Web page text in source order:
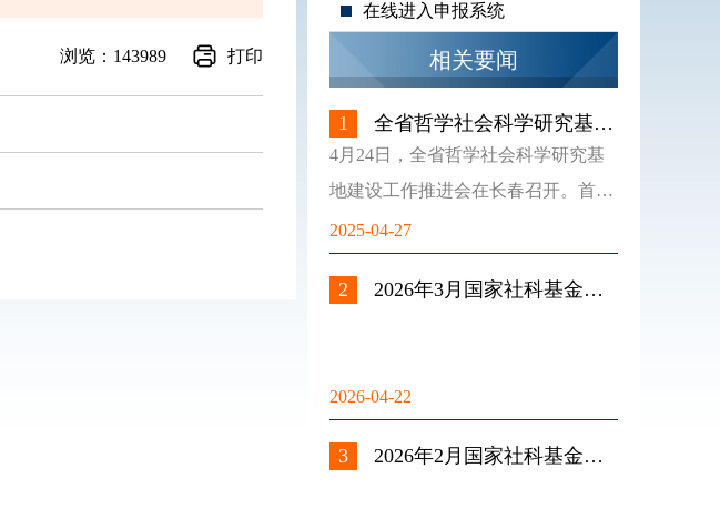
打印
浏览： 143989
在线进入申报系统
相关要闻
1
全省哲学社会科学研究基地
建设工作推进会召开
4月24日，全省哲学社会科学研究基
地建设工作推进会在长春召开。首批
批准建设的30家吉林省哲学社会科学
取了部分研究基地负责同志关于基地
2025-04-27
2
2026年3月国家社科基金认
2026-04-22
3
2026年2月国家社科基金认